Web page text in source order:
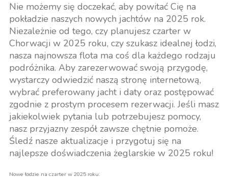
Nie możemy się doczekać, aby powitać Cię na
pokładzie naszych nowych jachtów na 2025 rok.
Niezależnie od tego, czy planujesz czarter w
Chorwacji w 2025 roku, czy szukasz idealnej łodzi,
nasza najnowsza flota ma coś dla każdego rodzaju
podróżnika. Aby zarezerwować swoją przygodę,
wystarczy odwiedzić naszą stronę internetową,
wybrać preferowany jacht i daty oraz postępować
zgodnie z prostym procesem rezerwacji. Jeśli masz
jakiekolwiek pytania lub potrzebujesz pomocy,
nasz przyjazny zespół zawsze chętnie pomoże.
Śledź nasze aktualizacje i przygotuj się na
najlepsze doświadczenia żeglarskie w 2025 roku!
Nowe łodzie na czarter w 2025 roku: